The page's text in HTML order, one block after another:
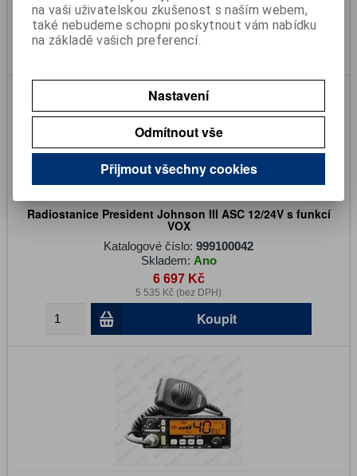
3 501 Kč
2 893 Kč (bez DPH)
Koupit
Radiostanice President Johnson III ASC 12/24V s funkcí
VOX
Katalogové číslo: 999100042
Skladem: Ano
6 697 Kč
5 535 Kč (bez DPH)
Koupit
na vaši uživatelskou zkušenost s naším webem,
také nebudeme schopni poskytnout vám nabídku
na základě vašich preferencí.
Nastavení
Odmítnout vše
Přijmout všechny cookies